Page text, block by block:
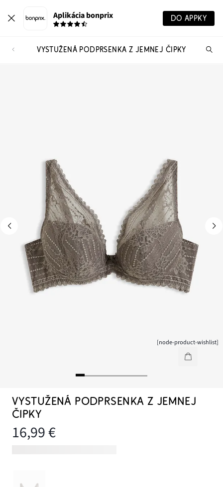
Aplikácia bonprix DO APPKY
VYSTUŽENÁ PODPRSENKA Z JEMNEJ ČIPKY
[node-product-wishlist]
VYSTUŽENÁ PODPRSENKA Z JEMNEJ
ČIPKY
16,99 €